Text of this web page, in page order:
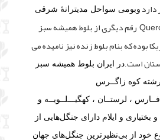
دارد وبومی سواحل مدیترانهٔ شرقی
Quercus virgiana رقم دیگری از بلوط همیشه سبز
بوده که بنام بلوط زنده نیز نامیده می
است.در ایران بلوط همیشه سبز
رشته کوه زاگــرس
، لرستــان ، کهگیـــلــویــه و
بختیاری و ایلام دارای جنگل‌هایی از
خود از بی‌نظیرترین جنگل‌های جهان